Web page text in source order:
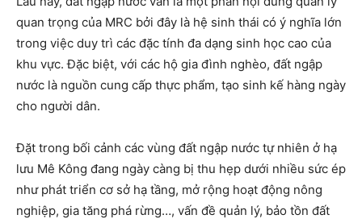
quan trọng của MRC bởi đây là hệ sinh thái có ý nghĩa lớn
trong việc duy trì các đặc tính đa dạng sinh học cao của
khu vực. Đặc biệt, với các hộ gia đình nghèo, đất ngập
nước là nguồn cung cấp thực phẩm, tạo sinh kế hàng ngày
cho người dân.
Đặt trong bối cảnh các vùng đất ngập nước tự nhiên ở hạ
lưu Mê Kông đang ngày càng bị thu hẹp dưới nhiều sức ép
như phát triển cơ sở hạ tầng, mở rộng hoạt động nông
nghiệp, gia tăng phá rừng…, vấn đề quản lý, bảo tồn đất